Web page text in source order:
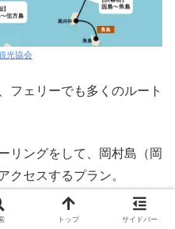
光協会
フェリーでも多くのルート
リングをして、岡村島（岡
セスするプラン。
み海道の西方向にある島々
トップ サイドバー